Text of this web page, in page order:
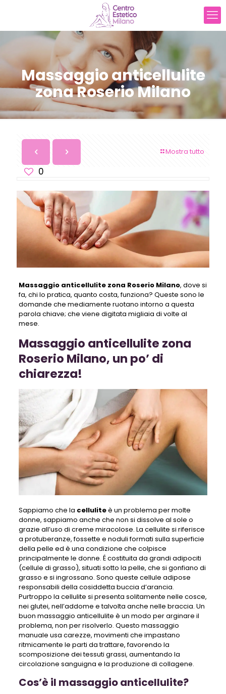
Massaggio anticellulite
zona Roserio Milano
Mostra tutto
0
Massaggio anticellulite zona Roserio Milano, dove si
fa, chi lo pratica, quanto costa, funziona? Queste sono le
domande che mediamente ruotano intorno a questa
parola chiave; che viene digitata migliaia di volte al
mese.
Massaggio anticellulite zona
Roserio Milano, un po’ di
chiarezza!
Sappiamo che la celluliteè un problema per molte
donne, sappiamo anche che non si dissolve al sole o
grazie all’uso di creme miracolose. La cellulite si riferisce
a protuberanze, fossette e noduli formati sulla superficie
della pelle ed è una condizione che colpisce
principalmente le donne. É costituita da grandi adipociti
(cellule di grasso), situati sotto la pelle, che si gonfiano di
grasso e si ingrossano. Sono queste cellule adipose
responsabili della cosiddetta buccia d’arancia.
Purtroppo la cellulite si presenta solitamente nelle cosce,
nei glutei, nell’addome e talvolta anche nelle braccia. Un
buon massaggio anticellulite è un modo per arginare il
problema, non per risolverlo. Questo massaggio
manuale usa carezze, movimenti che impastano
ritmicamente le parti da trattare, favorendo la
scomposizione dei tessuti grassi, aumentando la
circolazione sanguigna e la produzione di collagene.
Cos’è il massaggio anticellulite?